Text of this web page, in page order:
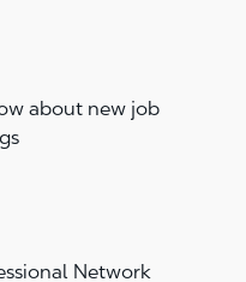
about new job
Network